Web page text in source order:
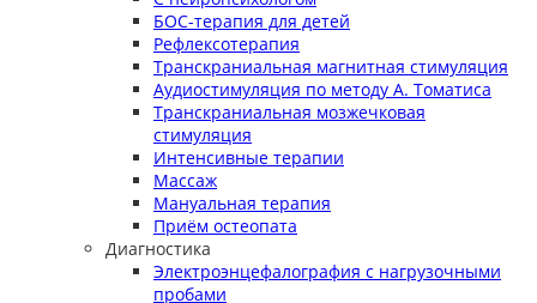
БОС-терапия для детей
Рефлексотерапия
Транскраниальная магнитная стимуляция
Аудиостимуляция по методу А. Томатиса
Транскраниальная мозжечковая
стимуляция
Интенсивные терапии
Массаж
Мануальная терапия
Приём остеопата
Диагностика
Электроэнцефалография с нагрузочными
пробами